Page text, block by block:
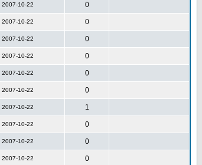
2007-10-22 0
2007-10-22 0
2007-10-22 0
2007-10-22 0
2007-10-22 0
2007-10-22 0
2007-10-22 1
2007-10-22 0
2007-10-22 0
2007-10-22 0